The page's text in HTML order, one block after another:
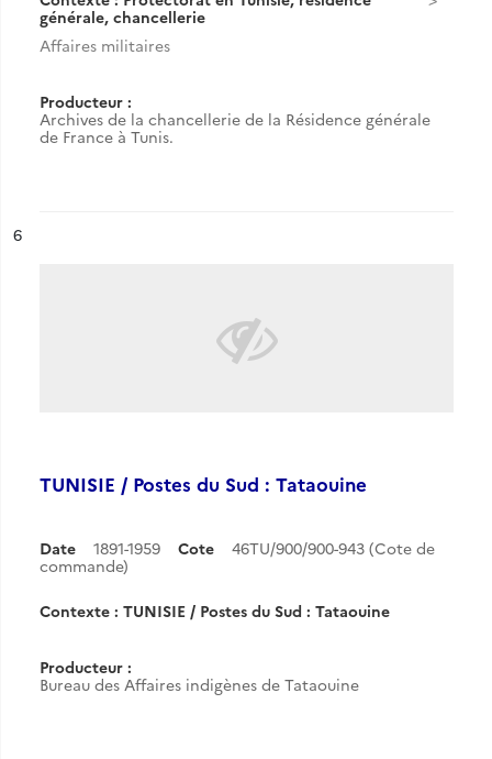
générale, chancellerie
Affaires militaires
Producteur :
Archives de la chancellerie de la Résidence générale
de France à Tunis.
n°
6
TUNISIE / Postes du Sud : Tataouine
Date 1891-1959 Cote
46TU/900/900-943 (Cote de
commande)
Contexte : TUNISIE / Postes du Sud : Tataouine
Producteur :
Bureau des Affaires indigènes de Tataouine